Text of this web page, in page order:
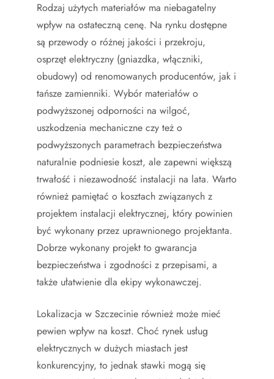
Rodzaj użytych materiałów ma niebagatelny
wpływ na ostateczną cenę. Na rynku dostępne
są przewody o różnej jakości i przekroju,
osprzęt elektryczny (gniazdka, włączniki,
obudowy) od renomowanych producentów, jak i
tańsze zamienniki. Wybór materiałów o
podwyższonej odporności na wilgoć,
uszkodzenia mechaniczne czy też o
podwyższonych parametrach bezpieczeństwa
naturalnie podniesie koszt, ale zapewni większą
trwałość i niezawodność instalacji na lata. Warto
również pamiętać o kosztach związanych z
projektem instalacji elektrycznej, który powinien
być wykonany przez uprawnionego projektanta.
Dobrze wykonany projekt to gwarancja
bezpieczeństwa i zgodności z przepisami, a
także ułatwienie dla ekipy wykonawczej.
Lokalizacja w Szczecinie również może mieć
pewien wpływ na koszt. Choć rynek usług
elektrycznych w dużych miastach jest
konkurencyjny, to jednak stawki mogą się